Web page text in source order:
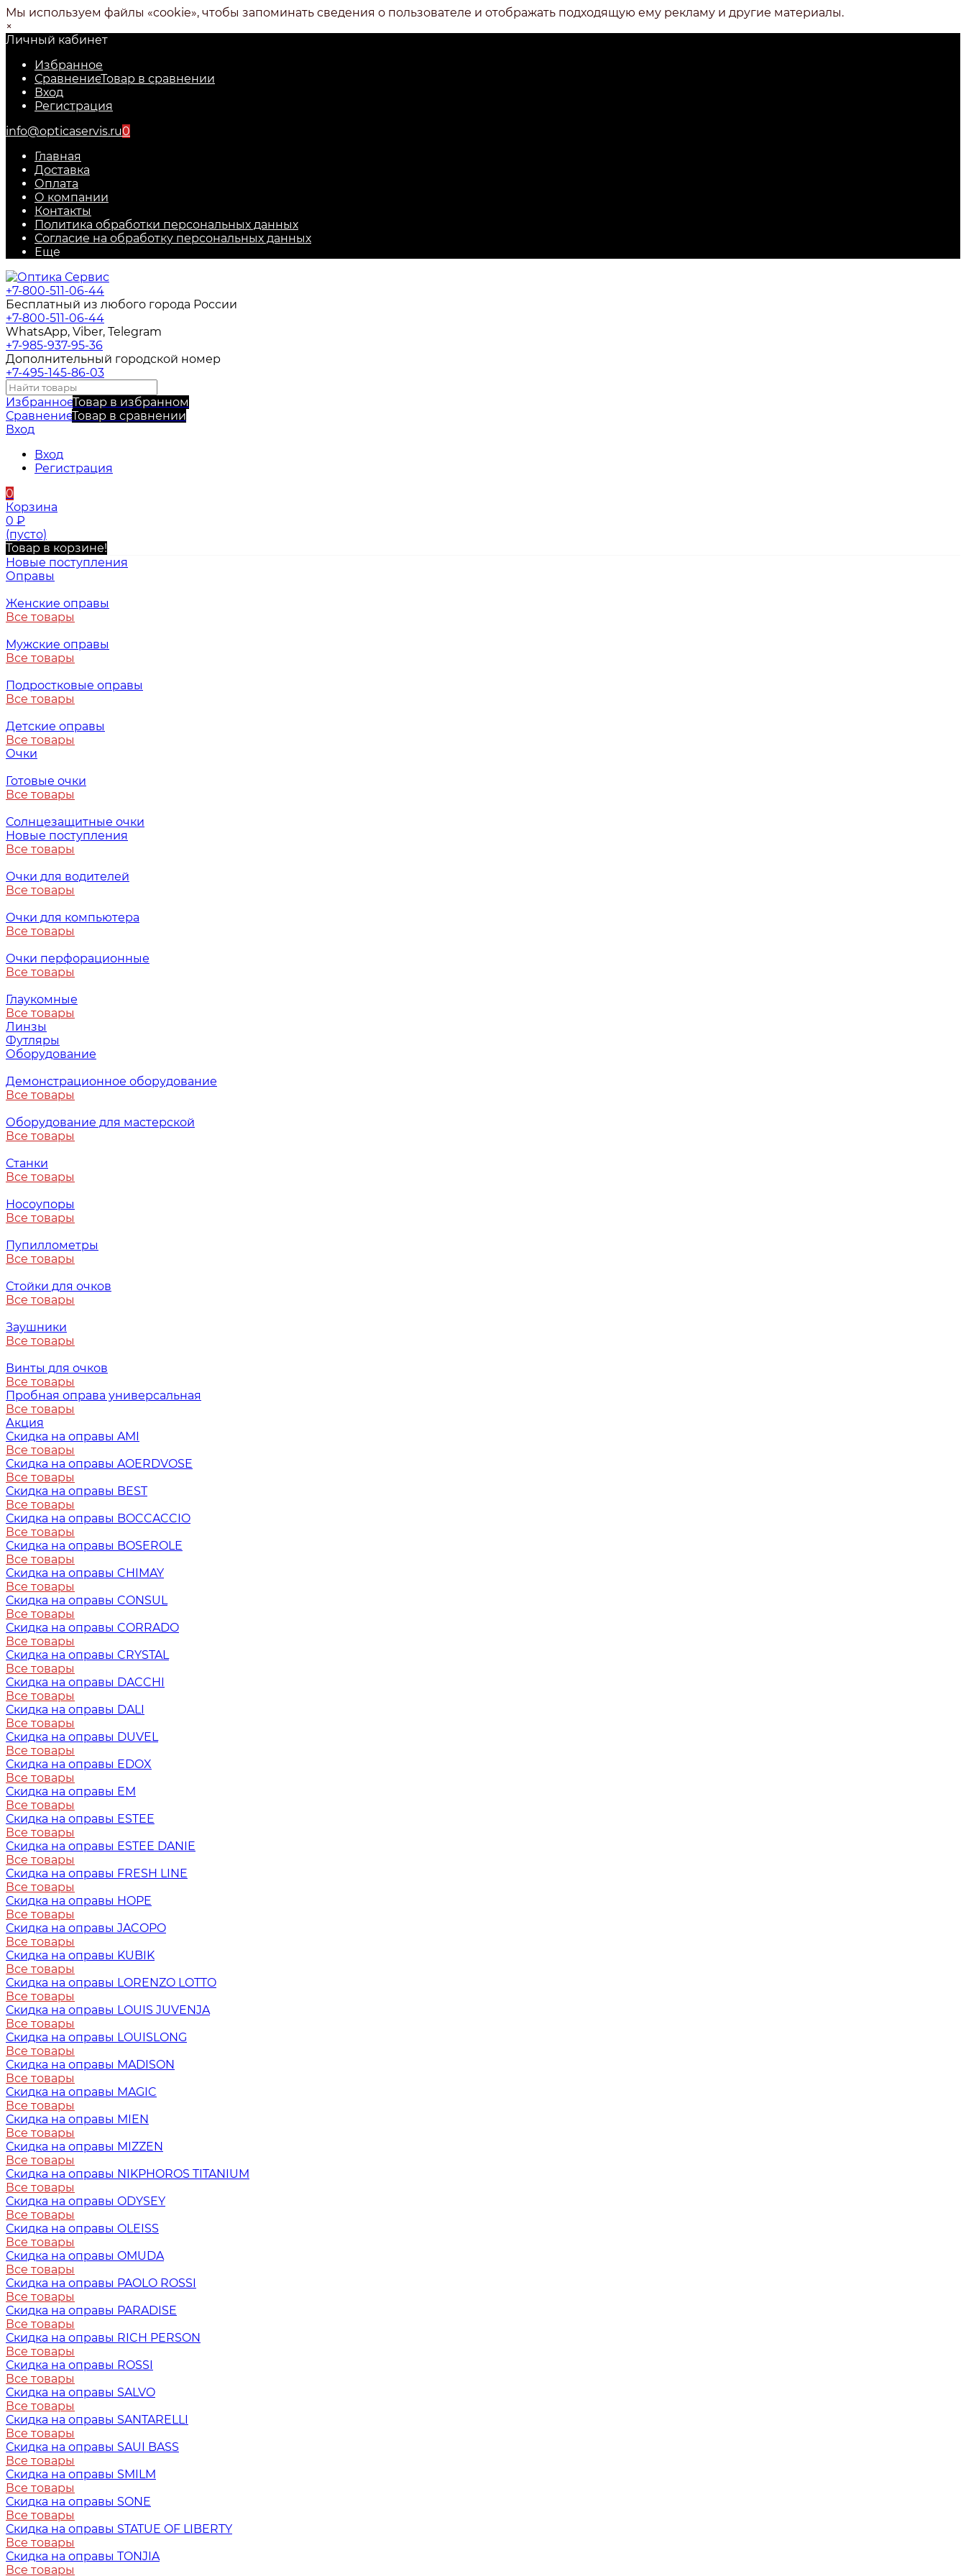
Мы используем файлы «cookie», чтобы запоминать сведения о пользователе и отображать подходящую ему рекламу и другие материалы.
×
Личный кабинет
Избранное
СравнениеТовар в сравнении
Вход
Регистрация
info@opticaservis.ru0
Главная
Доставка
Оплата
О компании
Контакты
Политика обработки персональных данных
Согласие на обработку персональных данных
Еще
+7-800-511-06-44
Бесплатный из любого города России
+7-800-511-06-44
WhatsApp, Viber, Telegram
+7-985-937-95-36
Дополнительный городской номер
+7-495-145-86-03
ИзбранноеТовар в избранном
СравнениеТовар в сравнении
Вход
Вход
Регистрация
0
Корзина
0 ₽
(пусто)
Товар в корзине!
Новые поступления
Оправы
Женские оправы
Все товары
Мужские оправы
Все товары
Подростковые оправы
Все товары
Детские оправы
Все товары
Очки
Готовые очки
Все товары
Солнцезащитные очки
Новые поступления
Все товары
Очки для водителей
Все товары
Очки для компьютера
Все товары
Очки перфорационные
Все товары
Глаукомные
Все товары
Линзы
Футляры
Оборудование
Демонстрационное оборудование
Все товары
Оборудование для мастерской
Все товары
Станки
Все товары
Носоупоры
Все товары
Пупиллометры
Все товары
Стойки для очков
Все товары
Заушники
Все товары
Винты для очков
Все товары
Пробная оправа универсальная
Все товары
Акция
Скидка на оправы AMI
Все товары
Скидка на оправы AOERDVOSE
Все товары
Скидка на оправы BEST
Все товары
Скидка на оправы BOCCACCIO
Все товары
Скидка на оправы BOSEROLE
Все товары
Скидка на оправы CHIMAY
Все товары
Скидка на оправы CONSUL
Все товары
Скидка на оправы CORRADO
Все товары
Скидка на оправы CRYSTAL
Все товары
Скидка на оправы DACCHI
Все товары
Скидка на оправы DALI
Все товары
Скидка на оправы DUVEL
Все товары
Скидка на оправы EDOX
Все товары
Скидка на оправы EM
Все товары
Скидка на оправы ESTEE
Все товары
Скидка на оправы ESTEE DANIE
Все товары
Скидка на оправы FRESH LINE
Все товары
Скидка на оправы HOPE
Все товары
Скидка на оправы JACOPO
Все товары
Скидка на оправы KUBIK
Все товары
Скидка на оправы LORENZO LOTTO
Все товары
Скидка на оправы LOUIS JUVENJA
Все товары
Скидка на оправы LOUISLONG
Все товары
Скидка на оправы MADISON
Все товары
Скидка на оправы MAGIC
Все товары
Скидка на оправы MIEN
Все товары
Скидка на оправы MIZZEN
Все товары
Скидка на оправы NIKPHOROS TITANIUM
Все товары
Скидка на оправы ODYSEY
Все товары
Скидка на оправы OLEISS
Все товары
Скидка на оправы OMUDA
Все товары
Скидка на оправы PAOLO ROSSI
Все товары
Скидка на оправы PARADISE
Все товары
Скидка на оправы RICH PERSON
Все товары
Скидка на оправы ROSSI
Все товары
Скидка на оправы SALVO
Все товары
Скидка на оправы SANTARELLI
Все товары
Скидка на оправы SAUI BASS
Все товары
Скидка на оправы SMILM
Все товары
Скидка на оправы SONE
Все товары
Скидка на оправы STATUE OF LIBERTY
Все товары
Скидка на оправы TONJIA
Все товары